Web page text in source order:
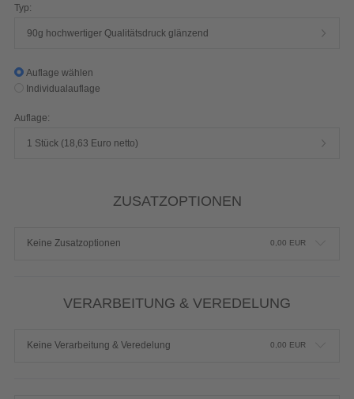
Typ:
90g hochwertiger Qualitätsdruck glänzend
Auflage wählen
Individualauflage
Auflage:
1 Stück (18,63 Euro netto)
ZUSATZOPTIONEN
Keine Zusatzoptionen 0,00 EUR
VERARBEITUNG & VEREDELUNG
Keine Verarbeitung & Veredelung 0,00 EUR